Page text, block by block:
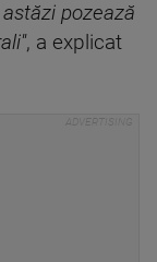
pozează
, a explicat